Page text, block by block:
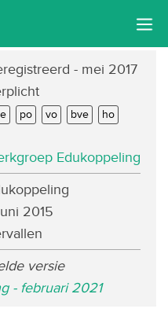
- mei 2017
po vo bve
ho
Edukoppeling
2015
versie
- februari 2021